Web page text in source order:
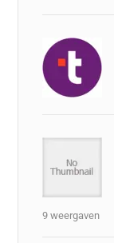
9 weergaven